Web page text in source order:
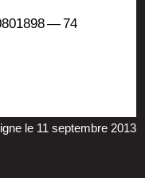
— 74
le 11 septembre 2013